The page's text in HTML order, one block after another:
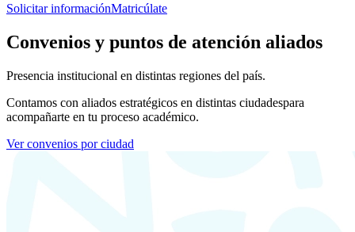
Solicitar informaciónMatricúlate
Convenios y puntos de atención aliados
Presencia institucional en distintas regiones del país.
Contamos con aliados estratégicos en distintas ciudadespara
acompañarte en tu proceso académico.
Ver convenios por ciudad